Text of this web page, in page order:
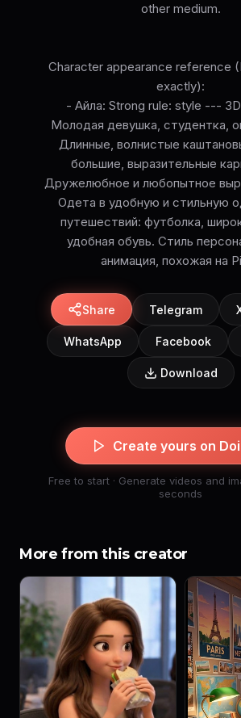
other medium.
Character appearance reference
exactly):
- Айла: Strong rule: style ---
Молодая девушка, студентка,
Длинные, волнистые
большие, выразительные
Дружелюбное и любопытное
Одета в удобную и стильную
путешествий: футболка,
удобная обувь. Стиль
анимация, похожая на
Share Telegram
WhatsApp Facebook
Download
Create yours on
Free to start · Generate videos and
seconds
More from this creator